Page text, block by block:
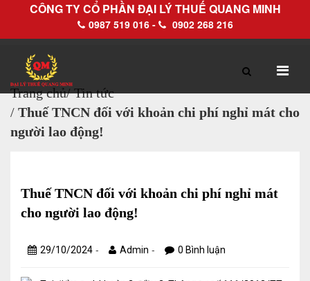
CÔNG TY CỔ PHẦN ĐẠI LÝ THUẾ QUANG MINH
0987 519 016 - 0902 268 216
TRANG CHỦ GIỚI THIỆU
Trang chủ/ Tin tức
/ Thuế TNCN đối với khoản chi phí nghỉ mát cho
người lao động!
Thuế TNCN đối với khoản chi phí nghỉ mát
cho người lao động!
29/10/2024 - Admin - 0 Bình luận